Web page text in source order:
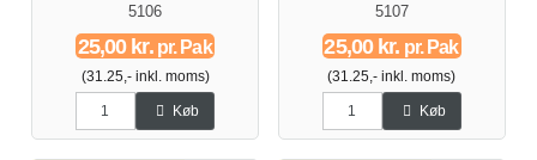
5106
25,00 kr.pr. Pak
(31.25,- inkl. moms)
Køb
5107
25,00 kr. pr. Pak
(31.25,- inkl. moms)
Køb